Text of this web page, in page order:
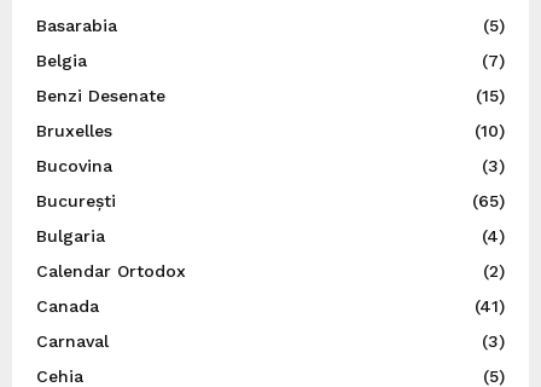
Basarabia
(5)
Belgia
(7)
Benzi Desenate
(15)
Bruxelles
(10)
Bucovina
(3)
București
(65)
Bulgaria
(4)
Calendar Ortodox
(2)
Canada
(41)
Carnaval
(3)
Cehia
(5)